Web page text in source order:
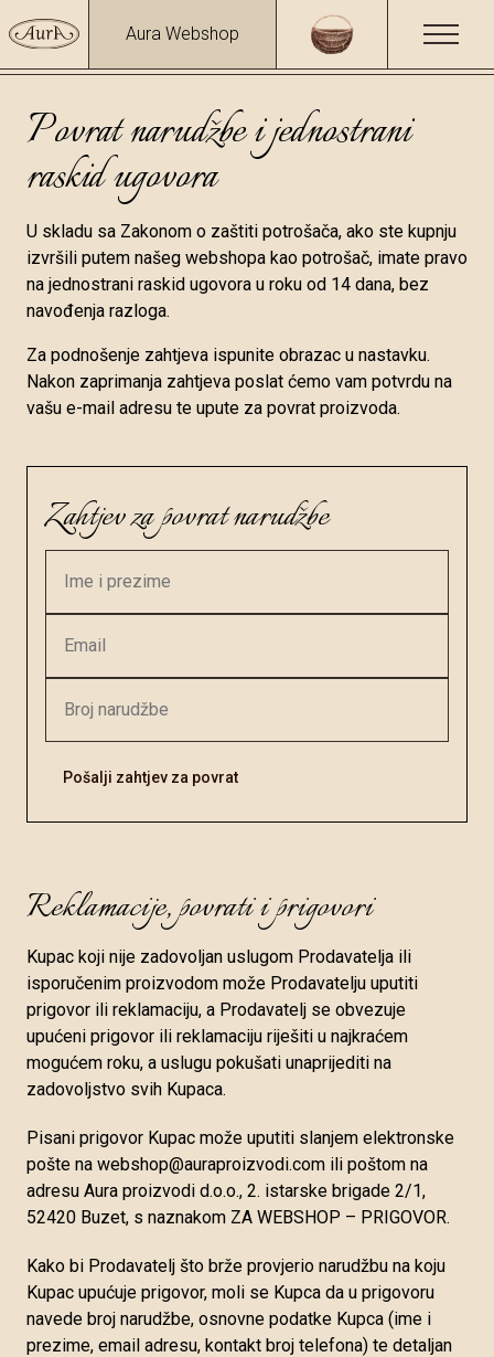
Aura Webshop
Povrat narudžbe i jednostrani
raskid ugovora
U skladu sa Zakonom o zaštiti potrošača, ako ste kupnju
izvršili putem našeg webshopa kao potrošač, imate pravo
na jednostrani raskid ugovora u roku od 14 dana, bez
navođenja razloga.
Za podnošenje zahtjeva ispunite obrazac u nastavku.
Nakon zaprimanja zahtjeva poslat ćemo vam potvrdu na
vašu e-mail adresu te upute za povrat proizvoda.
Zahtjev za povrat narudžbe
Pošalji zahtjev za povrat
Reklamacije, povrati i prigovori
Kupac koji nije zadovoljan uslugom Prodavatelja ili
isporučenim proizvodom može Prodavatelju uputiti
prigovor ili reklamaciju, a Prodavatelj se obvezuje
upućeni prigovor ili reklamaciju riješiti u najkraćem
mogućem roku, a uslugu pokušati unaprijediti na
zadovoljstvo svih Kupaca.
Pisani prigovor Kupac može uputiti slanjem elektronske
pošte na webshop@auraproizvodi.com ili poštom na
adresu Aura proizvodi d.o.o., 2. istarske brigade 2/1,
52420 Buzet, s naznakom ZA WEBSHOP – PRIGOVOR.
Kako bi Prodavatelj što brže provjerio narudžbu na koju
Kupac upućuje prigovor, moli se Kupca da u prigovoru
navede broj narudžbe, osnovne podatke Kupca (ime i
prezime, email adresu, kontakt broj telefona) te detaljan